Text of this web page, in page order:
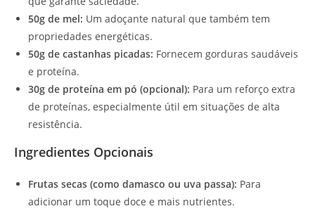
50g de mel: Um adoçante natural que também tem
propriedades energéticas.
50g de castanhas picadas: Fornecem gorduras saudáveis
e proteína.
30g de proteína em pó (opcional): Para um reforço extra
de proteínas, especialmente útil em situações de alta
resistência.
Ingredientes Opcionais
Frutas secas (como damasco ou uva passa): Para
adicionar um toque doce e mais nutrientes.